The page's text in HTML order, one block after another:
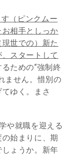
（ピンクムー
相手としっか
世での）新た
スタートして
ための“強制終
ません。惜別の
ゆく。まさ
や就職を迎える
始まりに、期
ょうか。新年